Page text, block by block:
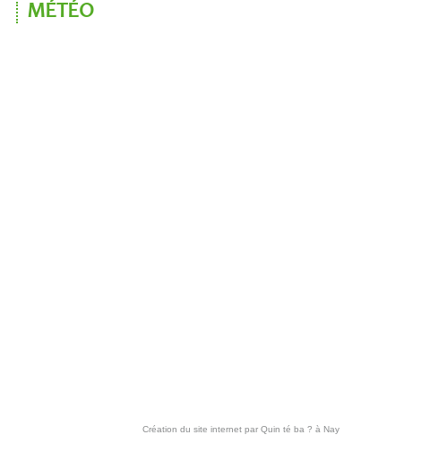
MÉTÉO
Création du site internet par Quin té ba ? à Nay